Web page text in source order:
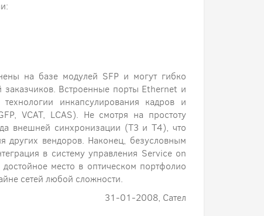
на базе модулей SFP и могут гибко
заказчиков. Встроенные порты Ethernet и
инкапсулирования кадров и
VCAT, LCAS). Не смотря на простоту
внешней синхронизации (Т3 и Т4), что
других вендоров. Наконец, безусловным
в систему управления Service on
место в оптическом портфолио
сетей любой сложности.
31-01-2008, Сател